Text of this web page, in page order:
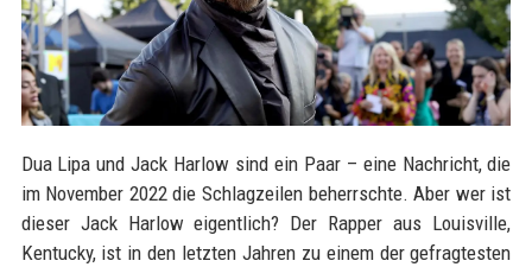
Dua Lipa und Jack Harlow sind ein Paar – eine Nachricht, die
im November 2022 die Schlagzeilen beherrschte. Aber wer ist
dieser Jack Harlow eigentlich? Der Rapper aus Louisville,
Kentucky, ist in den letzten Jahren zu einem der gefragtesten